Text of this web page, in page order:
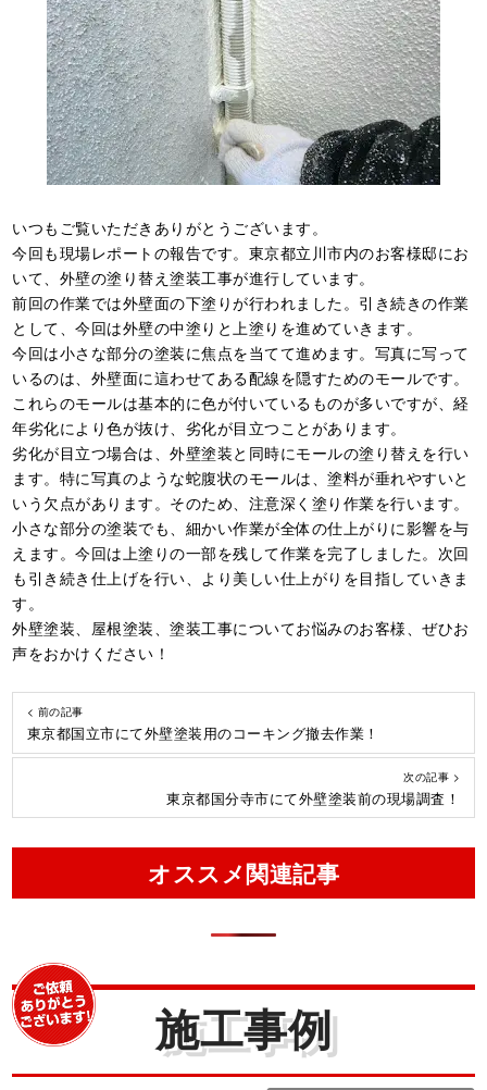
いつもご覧いただきありがとうございます。
今回も現場レポートの報告です。東京都立川市内のお客様邸にお
いて、外壁の塗り替え塗装工事が進行しています。
前回の作業では外壁面の下塗りが行われました。引き続きの作業
として、今回は外壁の中塗りと上塗りを進めていきます。
今回は小さな部分の塗装に焦点を当てて進めます。写真に写って
いるのは、外壁面に這わせてある配線を隠すためのモールです。
これらのモールは基本的に色が付いているものが多いですが、経
年劣化により色が抜け、劣化が目立つことがあります。
劣化が目立つ場合は、外壁塗装と同時にモールの塗り替えを行い
ます。特に写真のような蛇腹状のモールは、塗料が垂れやすいと
いう欠点があります。そのため、注意深く塗り作業を行います。
小さな部分の塗装でも、細かい作業が全体の仕上がりに影響を与
えます。今回は上塗りの一部を残して作業を完了しました。次回
も引き続き仕上げを行い、より美しい仕上がりを目指していきま
す。
外壁塗装、屋根塗装、塗装工事についてお悩みのお客様、ぜひお
声をおかけください！
< 前の記事
東京都国立市にて外壁塗装用のコーキング撤去作業！
次の記事 >
東京都国分寺市にて外壁塗装前の現場調査！
オススメ関連記事
施工事例